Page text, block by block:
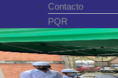
Contacto
PQR